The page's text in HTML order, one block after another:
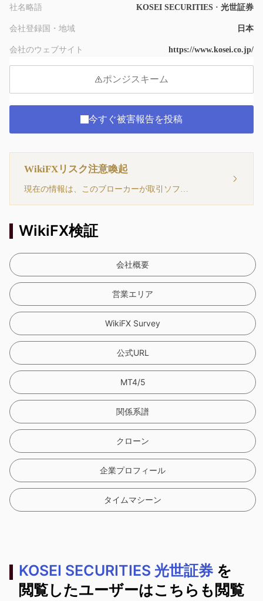
社名略語 KOSEI SECURITIES · 光世証券
会社登録国・地域 日本
会社のウェブサイト https://www.kosei.co.jp/
ポンジスキーム
今すぐ被害報告を投稿
WikiFXリスク注意喚起
現在の情報は、このブローカーが取引ソフトウェアを持っていないことを示しています。注意してください！
WikiFX検証
会社概要
営業エリア
WikiFX Survey
公式URL
MT4/5
関係系譜
クローン
企業プロフィール
タイムマシーン
KOSEI SECURITIES 光世証券を
閲覧したユーザーはこちらも閲覧